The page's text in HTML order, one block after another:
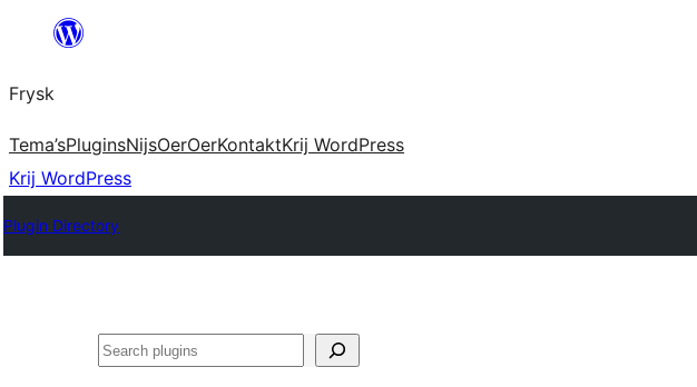
Fierder
ynhâld
Frysk
Tema’sPluginsNijsOerOerKontaktKrij WordPress
Krij WordPress
Plugin Directory
Sykje